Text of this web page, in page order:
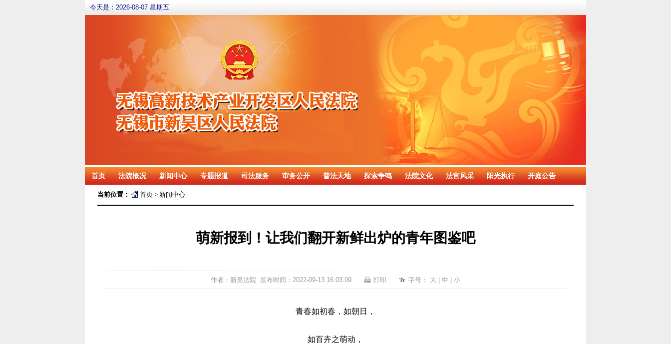
今天是： 2026-08-07 星期五
首页 法院概况 新闻中心 专题报道 司法服务 审务公开 普法天地 探索争鸣 法院文化 法官风采 阳光执行 开庭公告
当前位置： 首页 > 新闻中心
萌新报到！让我们翻开新鲜出炉的青年图鉴吧
作者：新吴法院 发布时间：2022-09-13 16:03:09 打印 字号： 大 中 小
青春如初春，如朝日，
如百卉之萌动，